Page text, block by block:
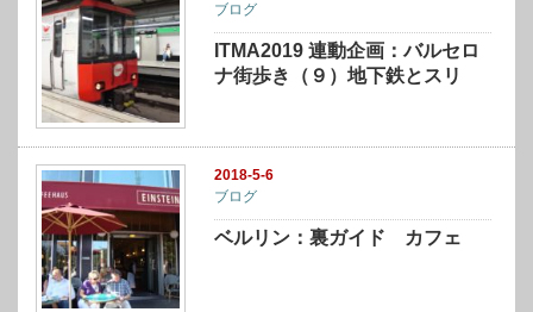
ブログ
ITMA2019 連動企画：バルセロ
ナ街歩き（９）地下鉄とスリ
2018-5-6
ブログ
ベルリン：裏ガイド カフェ